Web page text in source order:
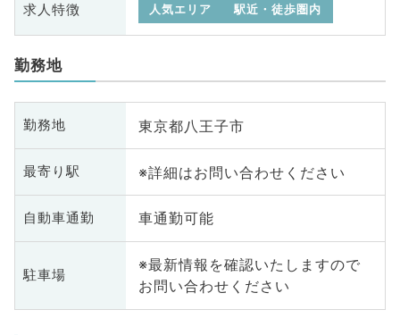
求人特徴 人気エリア 駅近・徒歩圏内
勤務地
勤務地 東京都八王子市
最寄り駅 ※詳細はお問い合わせください
自動車通勤 車通勤可能
駐車場
※最新情報を確認いたしますので
お問い合わせください